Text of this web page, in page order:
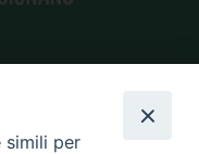
simili per